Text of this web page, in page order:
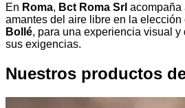
En Roma, Bct Roma Srl acompaña
amantes del aire libre en la
Bollé, para una experiencia visual
sus exigencias.
Nuestros productos